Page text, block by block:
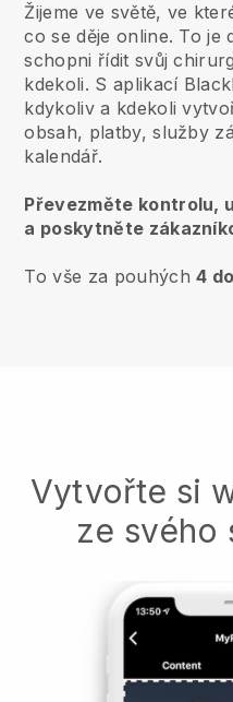
Žijeme ve světě, ve
co se děje online. To je
schopni řídit svůj
kdekoli. S aplikací
kdykoliv a kdekoli
obsah, platby, služby
kalendář.
Převezměte kontrolu,
a poskytněte
To vše za pouhých4
Vytvořte si
ze svého